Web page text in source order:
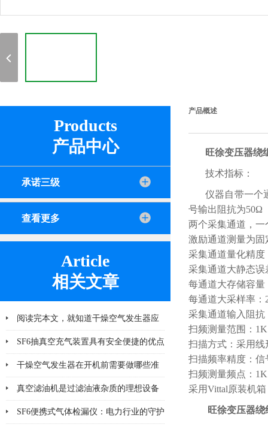
Products
产品中心
承诺三级
查看更多
Article
相关文章
阅读完本文，就知道干燥空气发生器应
该注意哪几点小问题
SF6抽真空充气装置具有安全便捷的优点
&amp;#160;
干燥空气发生器在开机前需要做哪些准
备工作
真空滤油机是过滤油液杂质的理想设备
SF6便携式气体检漏仪：电力行业的守护
产品概述
旺徐变压器绕
技术指标：
仪器自带一个
号输出阻抗为50Ω
两个采集通道，
激励通道测量为
采集通道量化精度
采集通道大静态误
每通道大存储容量
每通道大采样率：
采集通道输入阻
扫频测量范围：
扫描方式：采用
扫描频率精度：信
扫频测量频点：
采用Vittal原装机箱
旺徐变压器绕